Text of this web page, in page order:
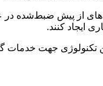
از پیش ضبط‌شده در
ایجاد کنند.
تکنولوژی جهت خدمات